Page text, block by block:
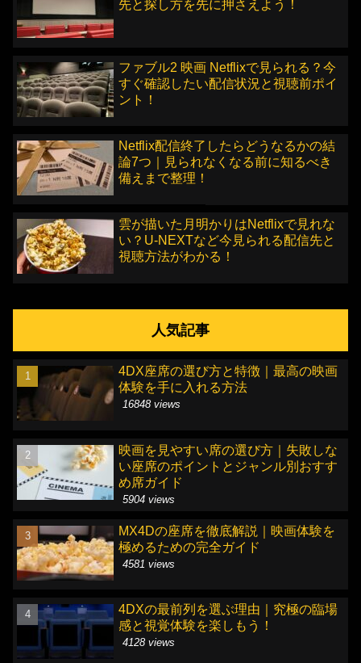
先と探し方を先に押さえよう！
ファブル2 映画 Netflixで見られる？今
すぐ確認したい配信状況と視聴前ポイ
ント！
Netflix配信終了したらどうなるかの結
論7つ｜見られなくなる前に知るべき
備えまで整理！
雲が描いた月明かりはNetflixで見れな
い？U-NEXTなど今見られる配信先と
視聴方法がわかる！
人気記事
4DX座席の選び方と特徴｜最高の映画
体験を手に入れる方法
16848 views
映画を見やすい席の選び方｜失敗しな
い座席のポイントとジャンル別おすす
め席ガイド
5904 views
MX4Dの座席を徹底解説｜映画体験を
極めるための完全ガイド
4581 views
4DXの最前列を選ぶ理由｜究極の臨場
感と視覚体験を楽しもう！
4128 views